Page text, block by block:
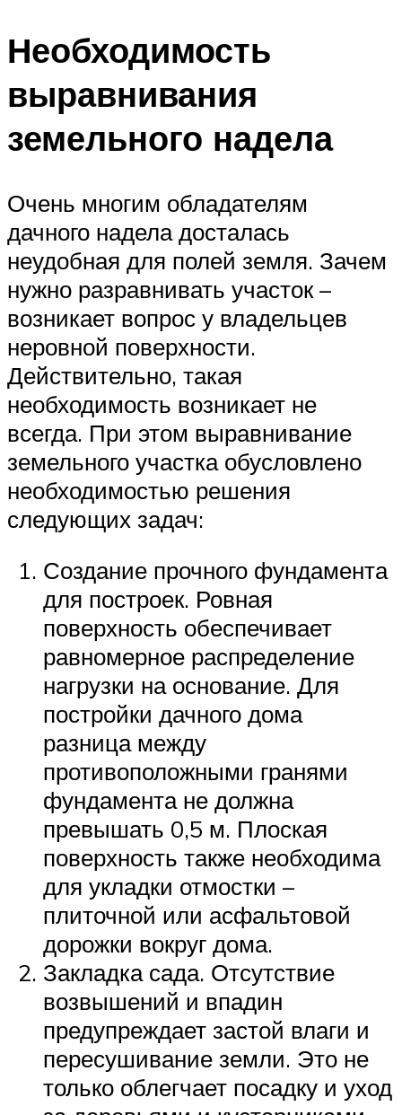
Необходимость
выравнивания
земельного надела
Очень многим обладателям
дачного надела досталась
неудобная для полей земля. Зачем
нужно разравнивать участок –
возникает вопрос у владельцев
неровной поверхности.
Действительно, такая
необходимость возникает не
всегда. При этом выравнивание
земельного участка обусловлено
необходимостью решения
следующих задач:
Создание прочного фундамента
для построек. Ровная
поверхность обеспечивает
равномерное распределение
нагрузки на основание. Для
постройки дачного дома
разница между
противоположными гранями
фундамента не должна
превышать 0,5 м. Плоская
поверхность также необходима
для укладки отмостки –
плиточной или асфальтовой
дорожки вокруг дома.
Закладка сада. Отсутствие
возвышений и впадин
предупреждает застой влаги и
пересушивание земли. Это не
только облегчает посадку и уход